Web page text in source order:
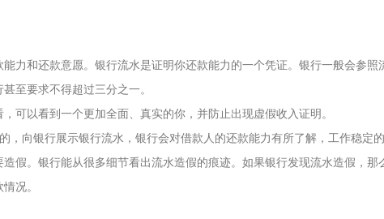
和还款意愿。银行流水是证明你还款能力的一个凭证。银行一般会参照
至要求不得超过三分之一。
以看到一个更加全面、真实的你，并防止出现虚假收入证明。
向银行展示银行流水，银行会对借款人的还款能力有所了解，工作稳定的
。银行能从很多细节看出流水造假的痕迹。如果银行发现流水造假，那
况。